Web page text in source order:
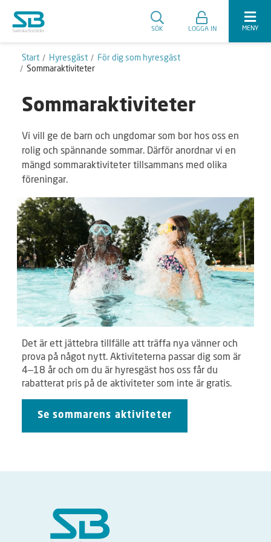
SÖK LOGGA IN MENY
Start Hyresgäst
För dig som hyresgäst
Sommaraktiviteter
Sommaraktiviteter
Vi vill ge de barn och ungdomar som bor hos oss en
rolig och spännande sommar. Därför anordnar vi en
mängd sommaraktiviteter tillsammans med olika
föreningar.
Det är ett jättebra tillfälle att träffa nya vänner och
prova på något nytt. Aktiviteterna passar dig som är
4–18 år och om du är hyresgäst hos oss får du
rabatterat pris på de aktiviteter som inte är gratis.
Se sommarens aktiviteter